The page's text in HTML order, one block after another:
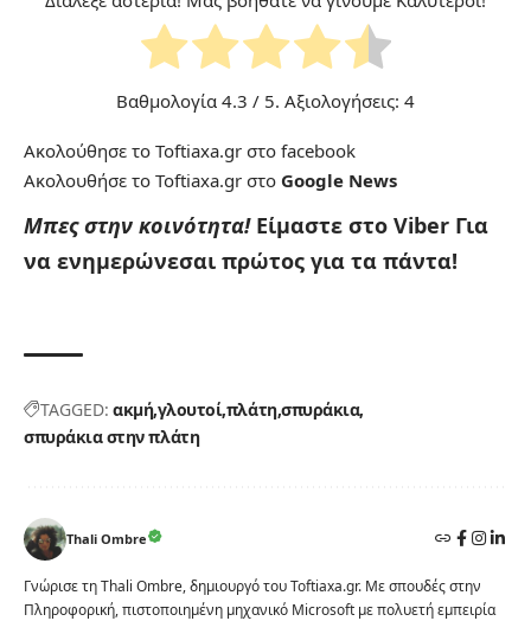
Βαθμολογία 4.3 / 5. Αξιολογήσεις: 4
Ακολούθησε το Toftiaxa.gr στο facebook
Ακολουθήσε το Toftiaxa.gr στο Google News
Μπες στην κοινότητα! Είμαστε στο Viber Για
να ενημερώνεσαι πρώτος για τα πάντα!
TAGGED: ακμή γλουτοίπλάτησπυράκια
σπυράκια στην πλάτη
Thali Ombre
Γνώρισε τη Thali Ombre, δημιουργό του Toftiaxa.gr. Με σπουδές στην
Πληροφορική, πιστοποιημένη μηχανικό Microsoft με πολυετή εμπειρία